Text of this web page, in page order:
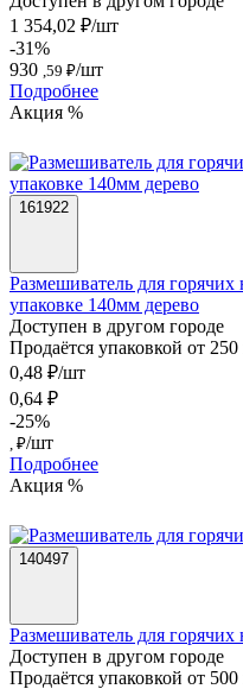
1 354,02 ₽/шт
-31%
930 ,59 ₽/шт
Подробнее
Акция %
161922
Размешиватель для
упаковке 140мм дерево
Доступен в другом городе
Продаётся упаковкой от
0,48 ₽/шт
0,64 ₽
-25%
, ₽/шт
Подробнее
Акция %
140497
Размешиватель для
Доступен в другом городе
Продаётся упаковкой от